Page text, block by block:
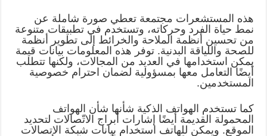
هذه المستشعرات مجتمعة تعطي صورة شاملة عن
نمط حياة الفرد وحركاته، وتستخدم في تطبيقات متنوعة
من تحسين أنظمة الملاحة والخرائط إلى تطوير أنظمة
للصحة واللياقة البدنية. توفر هذه المعلومات بيانات قيمة
يمكن استخدامها في العديد من المجالات، ولكنها تتطلب
أيضًا التعامل معها بمسؤولية لضمان احترام خصوصية
المستخدمين.
كما تستخدم الهواتف الذكية شأنها شأن الهواتف
المحمولة القديمة أيضًا إشارات أبراج الاتّصالات لتحديد
الموقع. ويمكن للهاتف استخدام بيانات شبكة الاتصالات